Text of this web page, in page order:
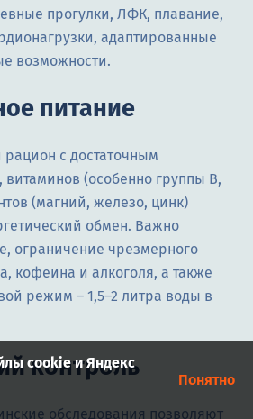
прогулки, ЛФК, плавание,
адаптированные
возможности.
питание
с достаточным
витаминов (особенно группы B,
(магний, железо, цинк)
обмен. Важно
ограничение чрезмерного
кофеина и алкоголя, а также
режим – 1,5–2 литра воды в
контроль
обследования позволяют
cookie и Яндекс
Понятно